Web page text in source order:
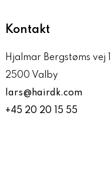
Kontakt
Hjalmar Bergstøms vej 1
2500 Valby
lars@hairdk.com
+45 20 20 15 55